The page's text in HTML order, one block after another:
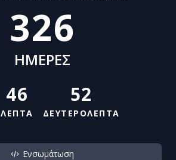
326
ΗΜΕΡΕΣ
46
ΛΕΠΤΑ
52
ΔΕΥΤΕΡΟΛΕΠΤΑ
Ενσωμάτωση